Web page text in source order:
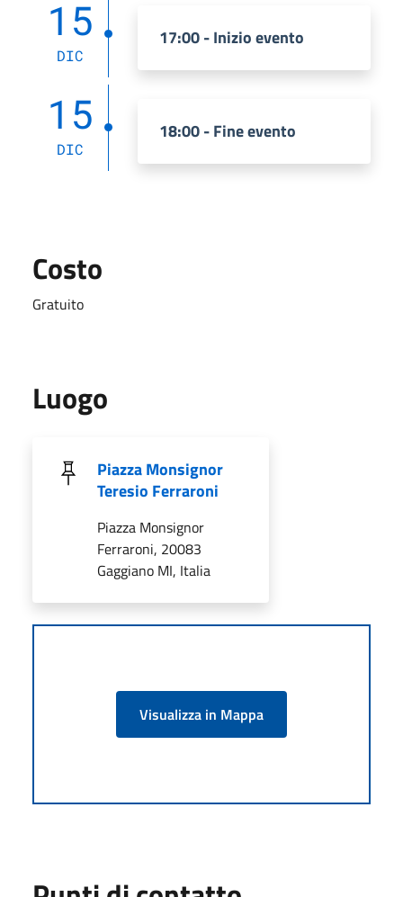
15
DIC
17:00 - Inizio evento
15
DIC
18:00 - Fine evento
Costo
Gratuito
Luogo
Piazza Monsignor
Teresio Ferraroni
Piazza Monsignor
Ferraroni, 20083
Gaggiano MI, Italia
Visualizza in Mappa